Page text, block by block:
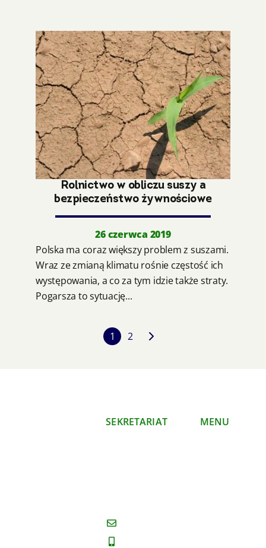
Rolnictwo w obliczu suszy a
bezpieczeństwo żywnościowe
26 czerwca 2019
Polska ma coraz większy problem z suszami.
Wraz ze zmianą klimatu rośnie częstość ich
występowania, a co za tym idzie także straty.
Pogarsza to sytuację...
1 2
SEKRETARIAT
MENU